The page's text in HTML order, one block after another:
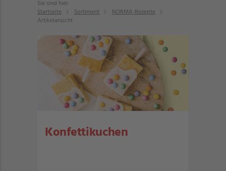
Sie sind hier:
Startseite
Sortiment
NORMA-Rezepte
Artikelansicht
Konfettikuchen